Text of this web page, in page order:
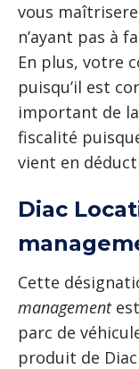
vous
n’ayant pas à
En plus, votre
puisqu’il est
important de
fiscalité
vient en
Diac
Cette
management
parc de
produit de